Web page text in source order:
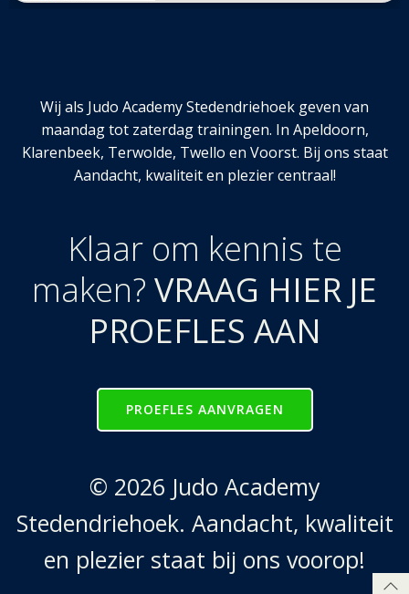
Wij als Judo Academy Stedendriehoek geven van
maandag tot zaterdag trainingen. In Apeldoorn,
Klarenbeek, Terwolde, Twello en Voorst. Bij ons staat
Aandacht, kwaliteit en plezier centraal!
Klaar om kennis te
maken? VRAAG HIER JE
PROEFLES AAN
PROEFLES AANVRAGEN
© 2026 Judo Academy
Stedendriehoek. Aandacht, kwaliteit
en plezier staat bij ons voorop!